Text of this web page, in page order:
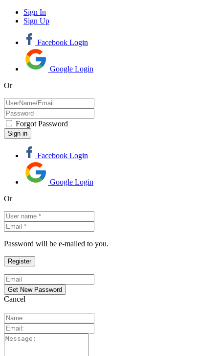
Sign In
Sign Up
Facebook Login
Google Login
Or
Forgot Password
Facebook Login
Google Login
Or
Password will be e-mailed to you.
Cancel